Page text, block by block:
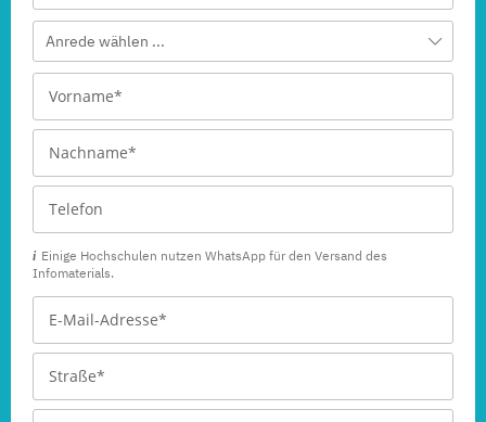
Anrede wählen ...
Einige Hochschulen nutzen WhatsApp für den Versand des
Infomaterials.